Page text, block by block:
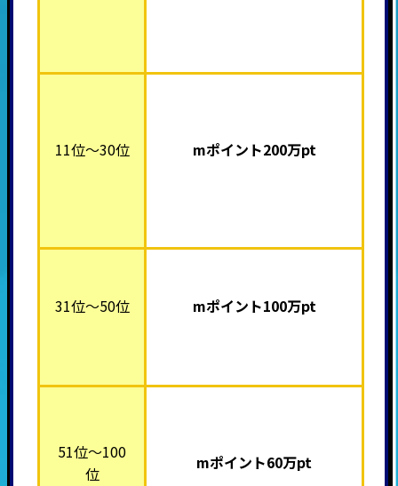
11位～30位 mポイント200万pt
31位～50位 mポイント100万pt
51位～100
位
mポイント60万pt